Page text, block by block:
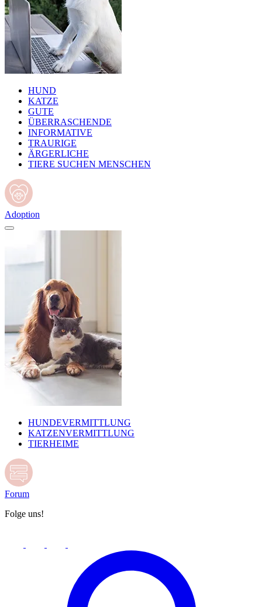
HUND
KATZE
GUTE
ÜBERRASCHENDE
INFORMATIVE
TRAURIGE
ÄRGERLICHE
TIERE SUCHEN MENSCHEN
Adoption
HUNDEVERMITTLUNG
KATZENVERMITTLUNG
TIERHEIME
Forum
Folge uns!